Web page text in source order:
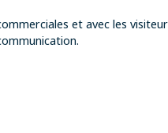
et avec les